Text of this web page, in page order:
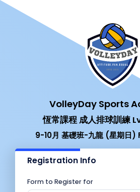
VolleyDay Sports
恆常課程 成人排球訓練
9-10月 基礎班-九龍 (星期日)
Registration Info
Form to Register for